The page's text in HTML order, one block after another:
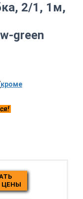
2/1, 1м,
green
кроме
ЦЕНЫ